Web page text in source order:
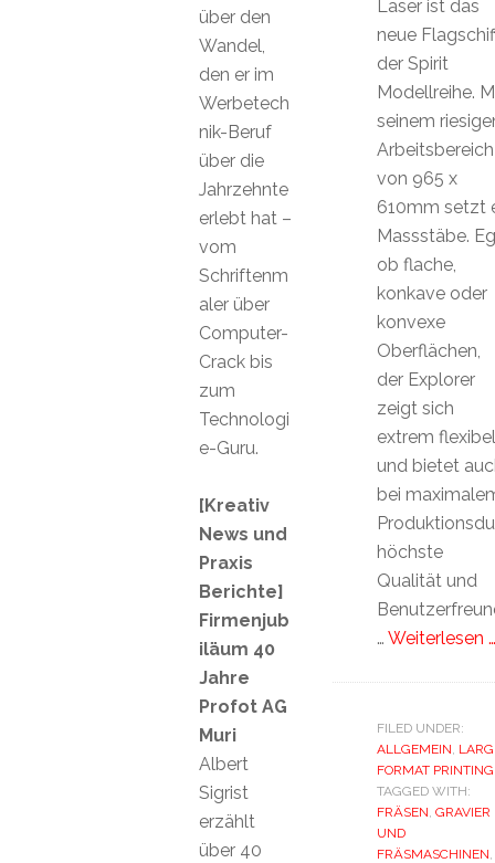
Laser ist das
neue
der Spirit
Modellreihe.
seinem
Arbeitsbereich
von 965 x
610mm setzt
Massstäbe.
ob flache,
konkave oder
konvexe
Oberflächen,
der Explorer
zeigt sich
extrem flexibel
und bietet
bei
höchste
Qualität und
… Weiterlesen …
FILED UNDER:
ALLGEMEIN,
FORMAT PRINTING
TAGGED WITH:
FRÄSEN, GRAVIER
UND
FRÄSMASCHINEN,
über den
Wandel,
den er im
Werbetech
nik-Beruf
über die
Jahrzehnte
erlebt hat –
vom
Schriftenm
aler über
Computer-
Crack bis
zum
Technologi
e-Guru.
[Kreativ
News und
Praxis
Berichte]
Firmenjub
iläum 40
Jahre
Profot AG
Muri
Albert
Sigrist
erzählt
über 40